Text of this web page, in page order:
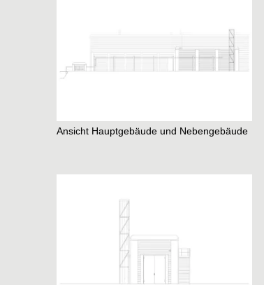
Ansicht Hauptgebäude und Nebengebäude